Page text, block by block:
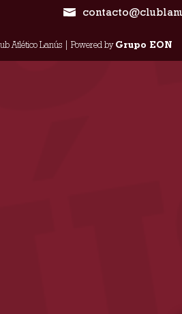
Atlético Lanús | Powered byGrupo EON